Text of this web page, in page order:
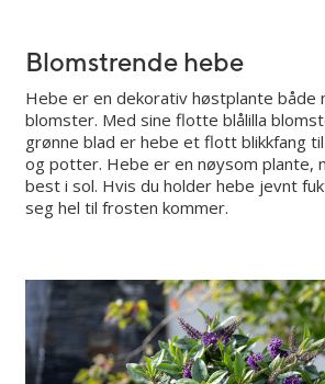
Blomstrende hebe
Hebe er en dekorativ høstplante både
blomster. Med sine flotte blålilla
grønne blad er hebe et flott blikkfang
og potter. Hebe er en nøysom plante,
best i sol. Hvis du holder hebe jevnt
seg hel til frosten kommer.